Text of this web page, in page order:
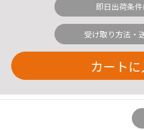
即日出荷条
受け取り方法・
カート